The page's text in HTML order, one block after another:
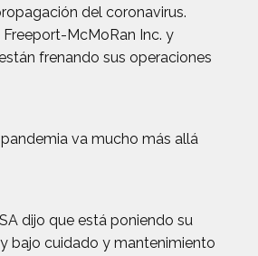
del coronavirus.
McMoRan Inc. y
frenando sus operaciones
va mucho más allá
dijo que está poniendo su
bajo cuidado y mantenimiento